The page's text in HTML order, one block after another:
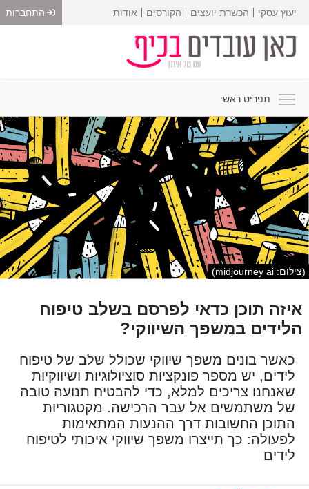
יעוץ עסקי הכשרת יועצים הקורסים אודות התחברות
תפריט ראשי
(צילום: midjourney ai)
איזה תוכן כדאי לפרסם בשלב טיפוח
הלידים במשפך השיווקי?
כאשר בונים משפך שיווקי שכולל שלב של טיפוח
לידים, יש מספר פונקציות סוציולוגיות ושיווקיות
שאנחנו צריכים למלא, כדי להבטיח תנועה טובה
של משתמשים אל עבר הרכישה. מקטגוריות
התוכן החשובות דרך ההנעות המתאימות
לפעולה: כך תייצרו משפך שיווקי איכותי לטיפוח
לידים